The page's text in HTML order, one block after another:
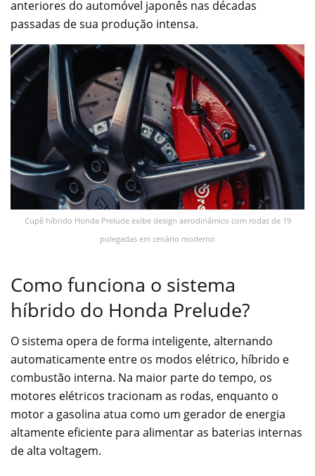
anteriores do automóvel japonês nas décadas
passadas de sua produção intensa.
Cupê híbrido Honda Prelude exibe design aerodinâmico com rodas de 19
polegadas em cenário moderno
Como funciona o sistema
híbrido do Honda Prelude?
O sistema opera de forma inteligente, alternando
automaticamente entre os modos elétrico, híbrido e
combustão interna. Na maior parte do tempo, os
motores elétricos tracionam as rodas, enquanto o
motor a gasolina atua como um gerador de energia
altamente eficiente para alimentar as baterias internas
de alta voltagem.